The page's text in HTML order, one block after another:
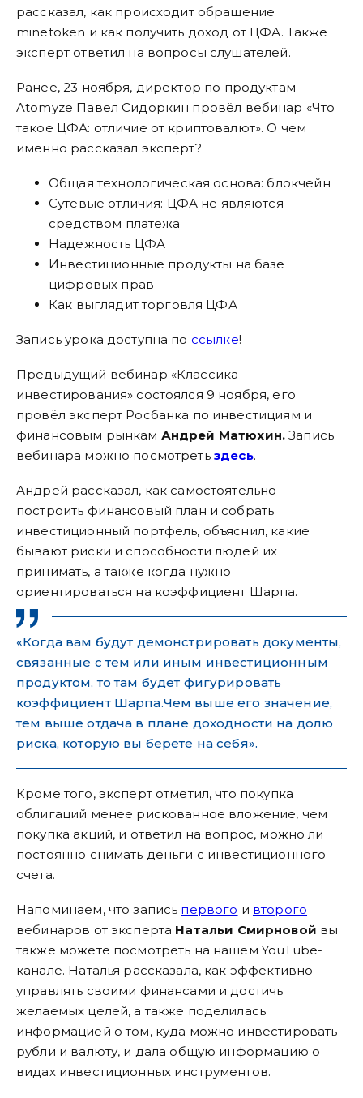
рассказал, как происходит обращение
minetoken и как получить доход от ЦФА. Также
эксперт ответил на вопросы слушателей.
Ранее, 23 ноября, директор по продуктам
Atomyze Павел Сидоркин провёл вебинар «Что
такое ЦФА: отличие от криптовалют». О чем
именно рассказал эксперт?
Общая технологическая основа: блокчейн
Сутевые отличия: ЦФА не являются
средством платежа
Надежность ЦФА
Инвестиционные продукты на базе
цифровых прав
Как выглядит торговля ЦФА
Запись урока доступна по ссылке!
Предыдущий вебинар «Классика
инвестирования» состоялся 9 ноября, его
провёл эксперт Росбанка по инвестициям и
финансовым рынкам Андрей Матюхин.Запись
вебинара можно посмотреть здесь.
Андрей рассказал, как самостоятельно
построить финансовый план и собрать
инвестиционный портфель, объяснил, какие
бывают риски и способности людей их
принимать, а также когда нужно
ориентироваться на коэффициент Шарпа.
«Когда вам будут демонстрировать документы,
связанные с тем или иным инвестиционным
продуктом, то там будет фигурировать
коэффициент Шарпа.Чем выше его значение,
тем выше отдача в плане доходности на долю
риска, которую вы берете на себя».
Кроме того, эксперт отметил, что покупка
облигаций менее рискованное вложение, чем
покупка акций, и ответил на вопрос, можно ли
постоянно снимать деньги с инвестиционного
счета.
Напоминаем, что запись первого и второго
вебинаров от эксперта Натальи Смирновой вы
также можете посмотреть на нашем YouTube-
канале. Наталья рассказала, как эффективно
управлять своими финансами и достичь
желаемых целей, а также поделилась
информацией о том, куда можно инвестировать
рубли и валюту, и дала общую информацию о
видах инвестиционных инструментов.